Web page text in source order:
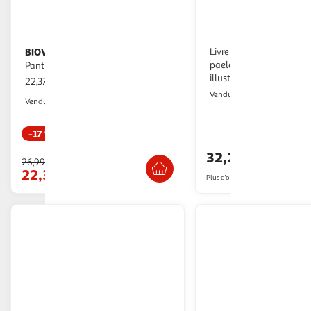
BIOVIVA
Panthère
22,37€ / pce
Vendu par
-17 %
26,99€
22,37€
Livre wise animals de
paeleman, portrait
illustré, couverture tons
Vendu par
32,25€
Plus d'offres à partir de